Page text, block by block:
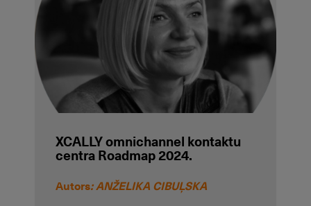
XCALLY omnichannel kontaktu
centra Roadmap 2024.
Autors: ANŽELIKA CIBUĻSKA